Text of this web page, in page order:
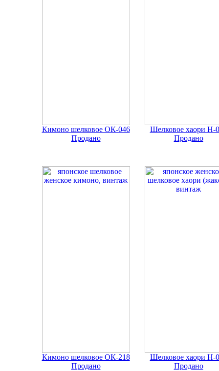
Кимоно шелковое ОК-046
Продано
Шелковое хаори Н-
Продано
Кимоно шелковое ОК-218
Продано
Шелковое хаори Н-
Продано